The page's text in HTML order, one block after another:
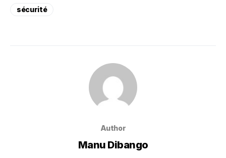
sécurité
Author
Manu Dibango